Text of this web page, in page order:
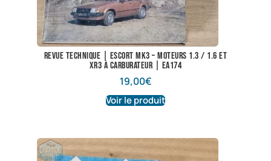
Revue technique | Escort Mk3 – Moteurs 1.3 / 1.6 et
XR3 à carburateur | EA174
19,00€
Voir le produit